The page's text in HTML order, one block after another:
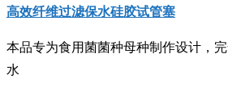
高效纤维过滤保水硅胶试管塞
本品专为食用菌菌种母种制作设计，
水